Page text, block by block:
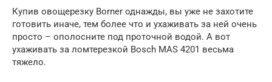
Купив овощерезку Borner однажды, вы уже не захотите
готовить иначе, тем более что и ухаживать за ней очень
просто – ополосните под проточной водой. А вот
ухаживать за ломтерезкой Bosch MAS 4201 весьма
тяжело.